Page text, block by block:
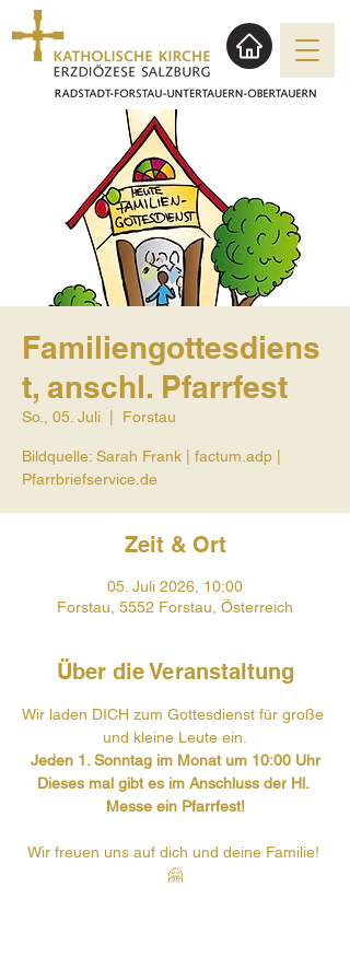
Familiengottesdiens
t, anschl. Pfarrfest
So., 05. Juli Forstau
Bildquelle: Sarah Frank | factum.adp |
Pfarrbriefservice.de
Zeit & Ort
05. Juli 2026, 10:00
Forstau, 5552 Forstau, Österreich
Über die Veranstaltung
Wir laden DICH zum Gottesdienst für große
und kleine Leute ein.
Jeden 1. Sonntag im Monat um 10:00 Uhr
Dieses mal gibt es im Anschluss der Hl.
Messe ein Pfarrfest!
Wir freuen uns auf dich und deine Familie!
🤗